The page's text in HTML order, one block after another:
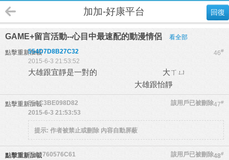
回復
加加-好康平台
GAME+留言活動--心目中最速配的動漫情侶 看全部
點擊重新加載 46#
554D7D8B27C32
2015-6-3 21:53:52
大雄跟宜靜是一對的 大ㄒㄩ
大雄跟怡靜
點擊重新加載 47#
556C3BE098D82
該用戶已被刪除
2015-6-3 21:53:53
提示: 作者被禁止或刪除 內容自動屏蔽
點擊重新加載 48#
5560760576C61
該用戶已被刪除